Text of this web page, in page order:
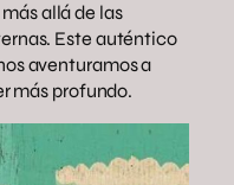
allá de las
Este auténtico
aventuramos a
más profundo.